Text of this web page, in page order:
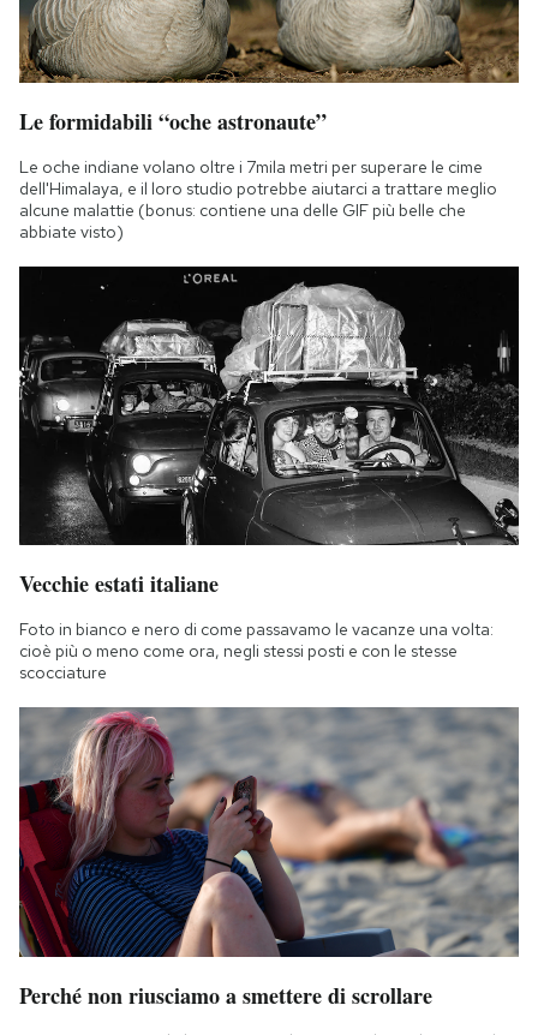
Le formidabili “oche astronaute”
Le oche indiane volano oltre i 7mila metri per superare le cime
dell'Himalaya, e il loro studio potrebbe aiutarci a trattare meglio
alcune malattie (bonus: contiene una delle GIF più belle che
abbiate visto)
Vecchie estati italiane
Foto in bianco e nero di come passavamo le vacanze una volta:
cioè più o meno come ora, negli stessi posti e con le stesse
scocciature
Perché non riusciamo a smettere di scrollare